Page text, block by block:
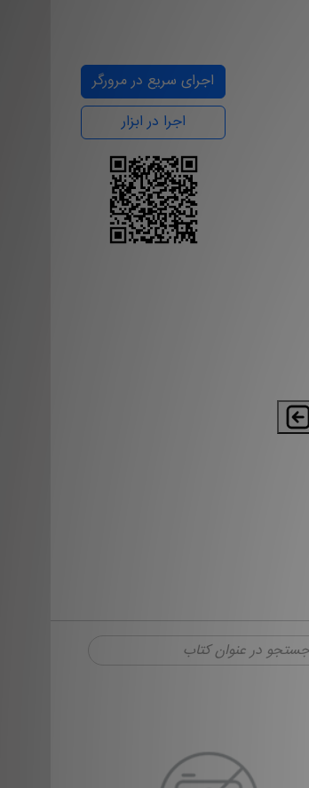
اجرای سریع در مرورگر
اجرا در ابزار